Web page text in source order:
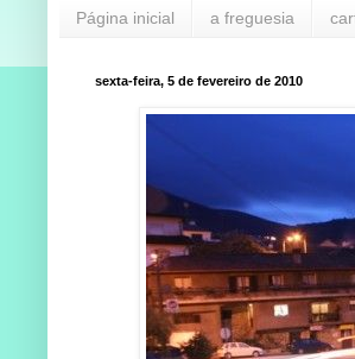
Página inicial a freguesia
sexta-feira, 5 de fevereiro de 2010